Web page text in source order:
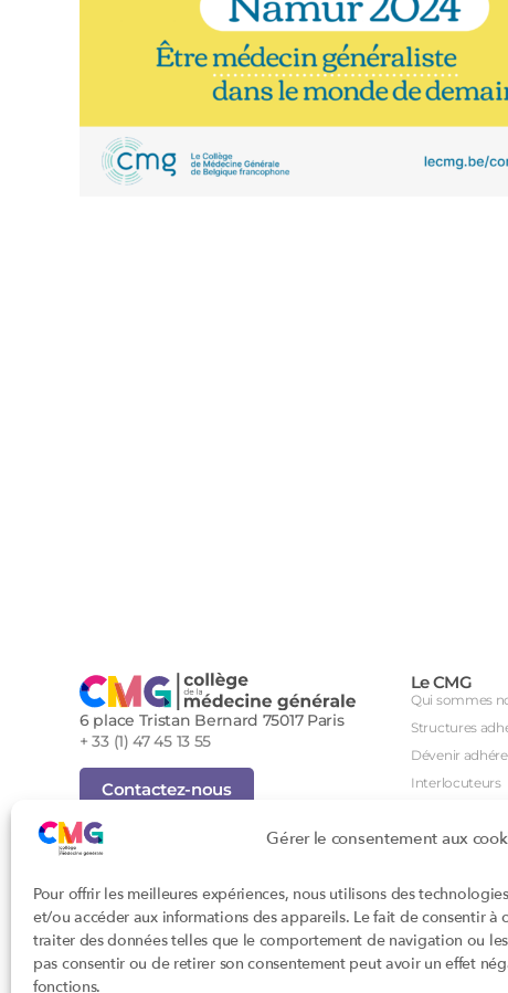
Gérer le consentement aux
Pour offrir les meilleures expériences, nous utilisons des
et/ou accéder aux informations des appareils. Le fait de consentir à
traiter des données telles que le comportement de navigation ou
pas consentir ou de retirer son consentement peut avoir un effet
fonctions.
6 place Tristan Bernard 75017 Paris
+ 33 (1) 47 45 13 55
Contactez-nous
Inscription Newsletter
Foire aux questions (FAQ)
Cookies
Confidentialité
Conditions générales d'utilisation
Conception : John Brightman
Le CMG
Qui sommes
Structures
Dévenir
Interlocuteurs
Groupes de
Agenda des
DPC
CSI
Orientations